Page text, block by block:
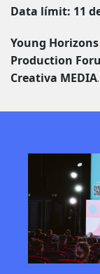
Data límit: 11
Young
Production
Creativa MEDIA.